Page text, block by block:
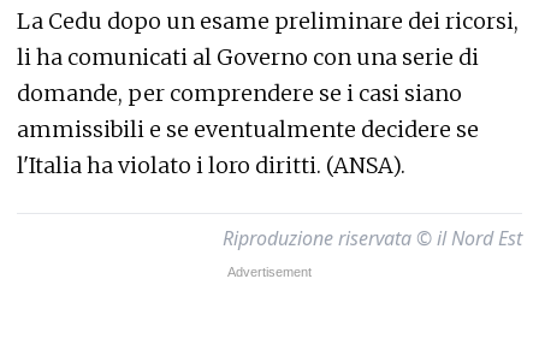
La Cedu dopo un esame preliminare dei ricorsi,
li ha comunicati al Governo con una serie di
domande, per comprendere se i casi siano
ammissibili e se eventualmente decidere se
l'Italia ha violato i loro diritti. (ANSA).
Riproduzione riservata © il Nord Est